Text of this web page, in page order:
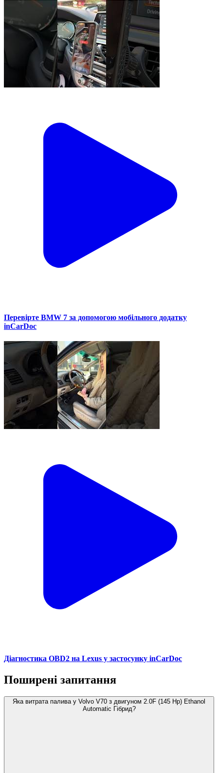
Перевірте BMW 7 за допомогою мобільного додатку
inCarDoc
Діагностика OBD2 на Lexus у застосунку inCarDoc
Поширені запитання
Яка витрата палива у Volvo V70 з двигуном 2.0F (145 Hp) Ethanol
Automatic Гібрид?